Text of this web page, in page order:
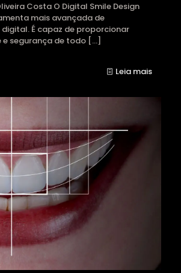
Costa O Digital Smile Design
mais avançada de
É capaz de proporcionar
e segurança de todo […]
Leia mais